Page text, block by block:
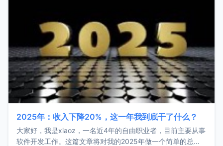
2025年：收入下降20%，这一年我到底干了什么？
大家好，我是xiaoz，一名近4年的自由职业者，目前主要从事
软件开发工作。这篇文章将对我的2025年做一个简单的总